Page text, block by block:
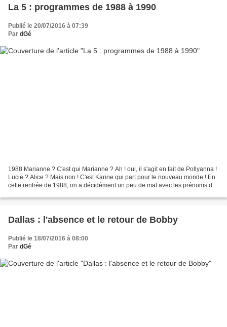
La 5 : programmes de 1988 à 1990
Publié le 20/07/2016 à 07:39
Par dGé
1988 Marianne ? C'est qui Marianne ? Ah ! oui, il s'agit en fait de Pollyanna !
Lucie ? Alice ? Mais non ! C'est Karine qui part pour le nouveau monde ! En
cette rentrée de 1988, on a décidément un peu de mal avec les prénoms des
Dallas : l'absence et le retour de Bobby
Publié le 18/07/2016 à 08:00
Par dGé